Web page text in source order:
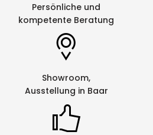
Persönliche und
kompetente Beratung
Showroom,
Ausstellung in Baar